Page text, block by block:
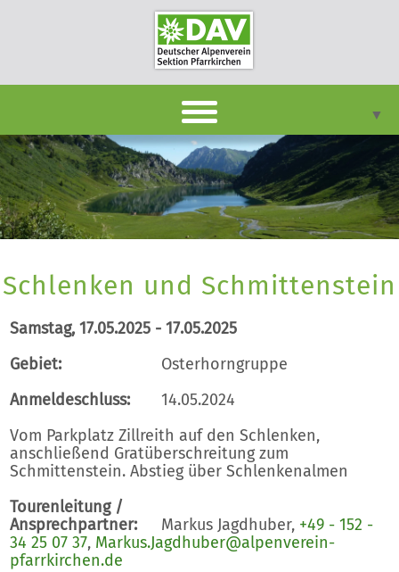
▼
DAVpan
Termine
Berichte
Infothek ▼
Unsere Sektion
Kontakt
Schlenken und Schmittenstein
Samstag, 17.05.2025 - 17.05.2025
Gebiet:
Osterhorngruppe
Anmeldeschluss:
14.05.2024
Vom Parkplatz Zillreith auf den Schlenken,
anschließend Gratüberschreitung zum
Schmittenstein. Abstieg über Schlenkenalmen
Tourenleitung /
Ansprechpartner:
Markus Jagdhuber, +49 - 152 -
34 25 07 37, Markus.Jagdhuber@alpenverein-
pfarrkirchen.de